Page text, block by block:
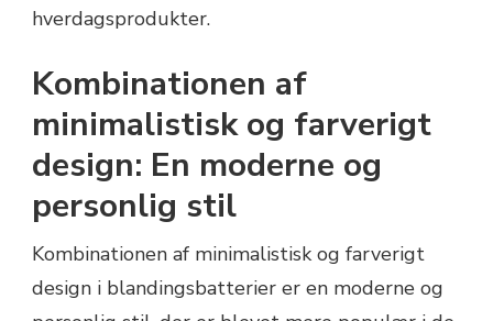
hverdagsprodukter.
Kombinationen af
minimalistisk og farverigt
design: En moderne og
personlig stil
Kombinationen af minimalistisk og farverigt
design i blandingsbatterier er en moderne og